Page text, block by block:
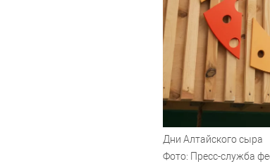
Дни Алтайского сыра
Фото: Пресс-служба